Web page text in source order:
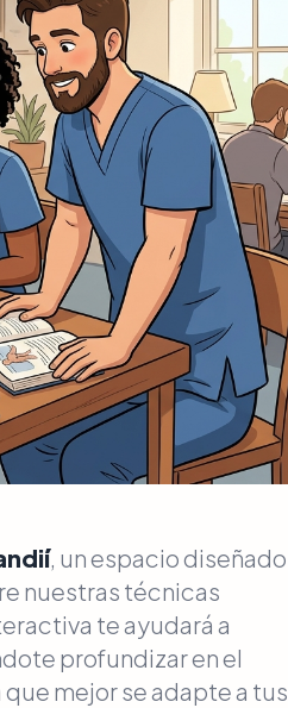
, un espacio diseñado
nuestras técnicas
te ayudará a
profundizar en el
mejor se adapte a tus